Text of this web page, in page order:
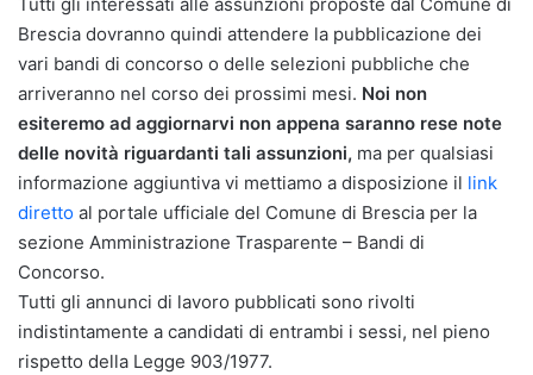
Brescia dovranno quindi attendere la pubblicazione dei
vari bandi di concorso o delle selezioni pubbliche che
arriveranno nel corso dei prossimi mesi. Noi non
esiteremo ad aggiornarvi non appena saranno rese note
delle novità riguardanti tali assunzioni, ma per qualsiasi
informazione aggiuntiva vi mettiamo a disposizione il link
diretto al portale ufficiale del Comune di Brescia per la
sezione Amministrazione Trasparente – Bandi di
Concorso.
Tutti gli annunci di lavoro pubblicati sono rivolti
indistintamente a candidati di entrambi i sessi, nel pieno
rispetto della Legge 903/1977.